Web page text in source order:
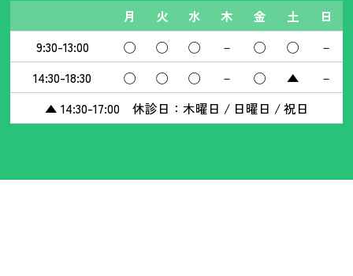
月 火 水 木 金 土
日
9:30-13:00
◯ ◯ ◯ － ◯ ◯
－
14:30-18:30
◯ ◯ ◯ － ◯ ▲
－
▲ 14:30-17:00 休診日：木曜日 / 日曜日 / 祝日